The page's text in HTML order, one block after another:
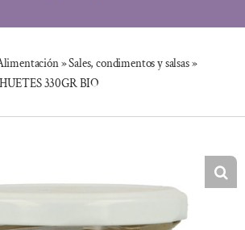
»Sales, condimentos y salsas»
330GR BIO